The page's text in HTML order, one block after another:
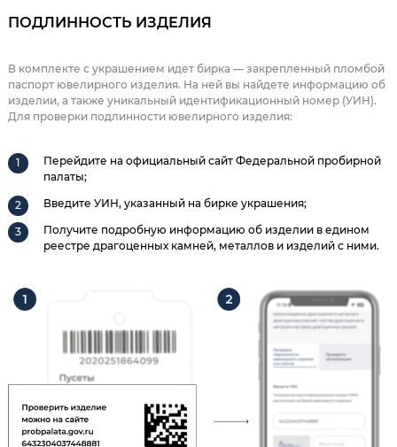
ПОДЛИННОСТЬ ИЗДЕЛИЯ
В комплекте с украшением идет бирка — закрепленный пломбой
паспорт ювелирного изделия. На ней вы найдете информацию об
изделии, а также уникальный идентификационный номер (УИН).
Для проверки подлинности ювелирного изделия:
Перейдите на официальный сайт Федеральной пробирной
палаты;
Введите УИН, указанный на бирке украшения;
Получите подробную информацию об изделии в едином
реестре драгоценных камней, металлов и изделий с ними.